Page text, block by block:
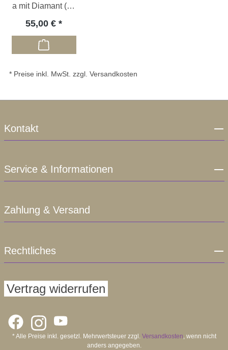
a mit Diamant (5 -
55,00 €
* Preise inkl. MwSt. zzgl. Versandkosten
Kontakt
Service & Informationen
Zahlung & Versand
Rechtliches
Vertrag widerrufen
* Alle Preise inkl. gesetzl. Mehrwertsteuer zzgl. Versandkosten, wenn nicht
anders angegeben.